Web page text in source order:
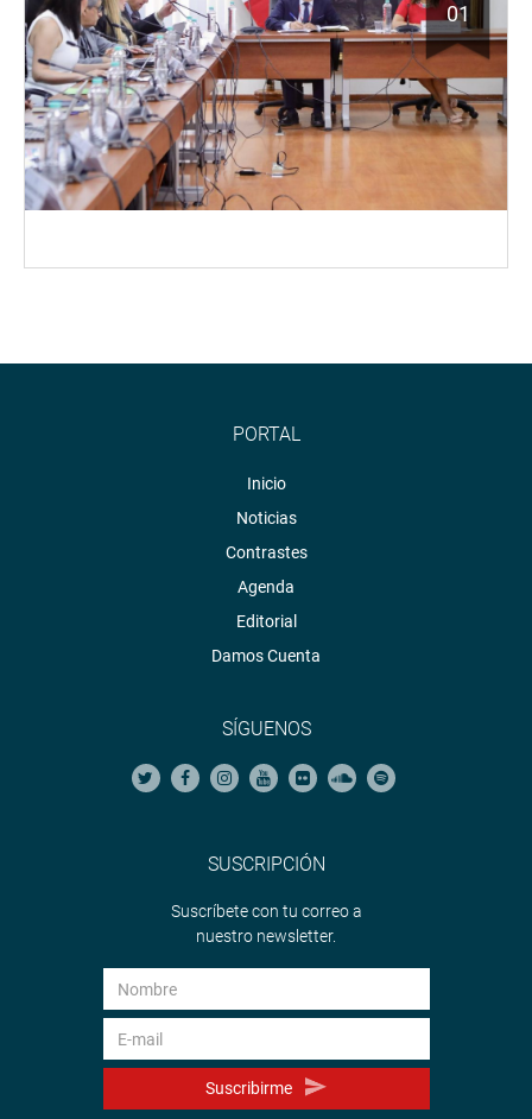
01
PORTAL
Inicio
Noticias
Contrastes
Agenda
Editorial
Damos Cuenta
SÍGUENOS
SUSCRIPCIÓN
Suscríbete con tu correo a
nuestro newsletter.
Suscribirme